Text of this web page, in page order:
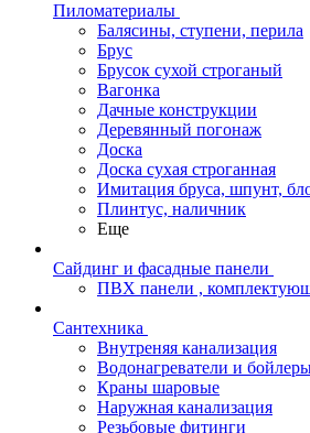
Пиломатериалы
Балясины, ступени, перила
Брус
Брусок сухой строганый
Вагонка
Дачные конструкции
Деревянный погонаж
Доска
Доска сухая строганная
Имитация бруса, шпунт,
Плинтус, наличник
Еще
Сайдинг и фасадные панели
ПВХ панели ,
Сантехника
Внутреняя канализация
Водонагреватели и
Краны шаровые
Наружная канализация
Резьбовые фитинги